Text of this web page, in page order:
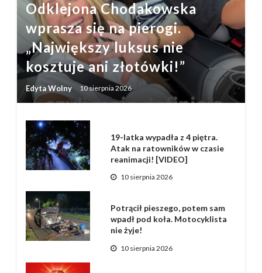
Odklejona Chodakowska
wprasza się na pierogi.
„Największy luksus nie
kosztuje ani złotówki!”
Edyta Wolny 10 sierpnia 2026
19-latka wypadła z 4 piętra.
Atak na ratowników w czasie
reanimacji! [VIDEO]
10 sierpnia 2026
Potrącił pieszego, potem sam
wpadł pod koła. Motocyklista
nie żyje!
10 sierpnia 2026